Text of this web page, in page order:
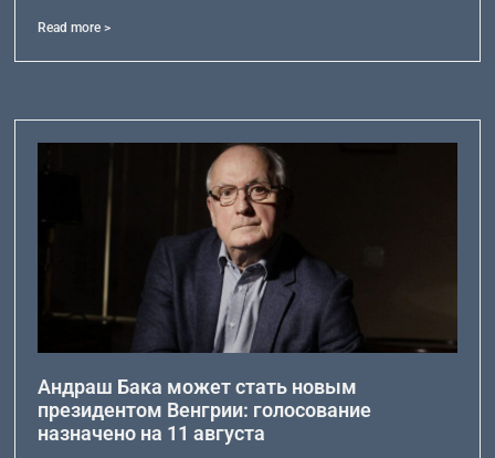
Read more >
Андраш Бака может стать новым
президентом Венгрии: голосование
назначено на 11 августа